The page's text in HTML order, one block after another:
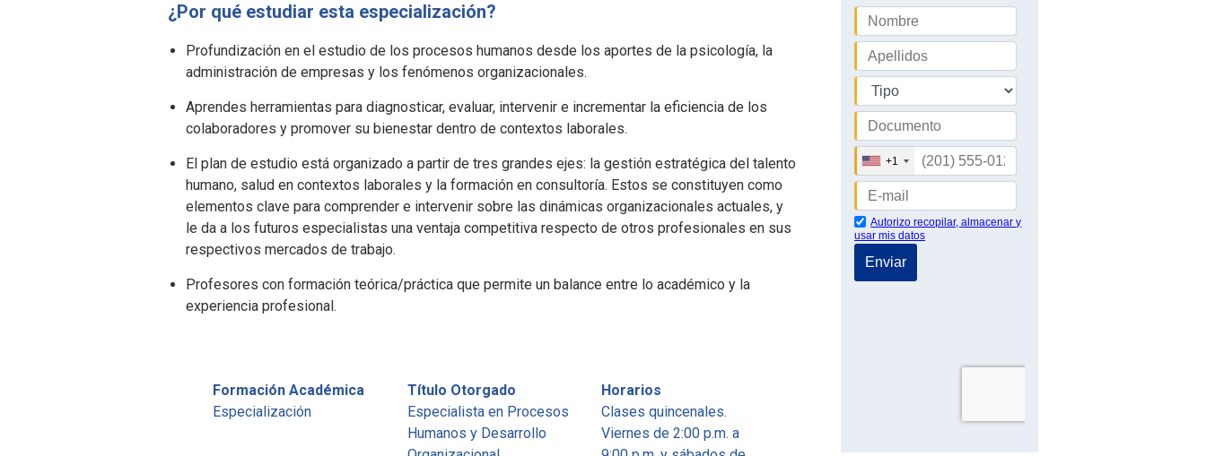
¿Por qué estudiar esta especialización?
Profundización en el estudio de los procesos humanos desde los aportes de la psicología, la
administración de empresas y los fenómenos organizacionales.
Aprendes herramientas para diagnosticar, evaluar, intervenir e incrementar la eficiencia de los
colaboradores y promover su bienestar dentro de contextos laborales.
El plan de estudio está organizado a partir de tres grandes ejes: la gestión estratégica del talento
humano, salud en contextos laborales y la formación en consultoría. Estos se constituyen como
elementos clave para comprender e intervenir sobre las dinámicas organizacionales actuales, y
le da a los futuros especialistas una ventaja competitiva respecto de otros profesionales en sus
respectivos mercados de trabajo.
Profesores con formación teórica/práctica que permite un balance entre lo académico y la
experiencia profesional.
Formación Académica
Especialización
Título Otorgado
Especialista en Procesos
Humanos y Desarrollo
Horarios
Clases quincenales.
Viernes de 2:00 p.m. a